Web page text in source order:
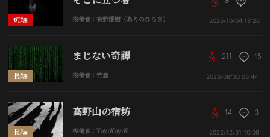
短編 投稿者：有野優樹（ありのひろき） 2025/10/04 18:26
長編
まじない奇譚
投稿者：竹倉
211 15
2023/08/30 06:44
長編
高野山の宿坊
投稿者：YoyoYoyoY
14 3
2022/12/31 10:09